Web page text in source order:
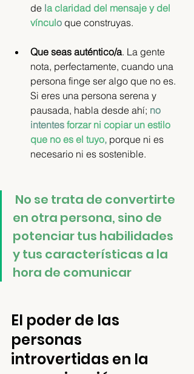
de la claridad del mensaje y del
vínculo que construyas.
Que seas auténtico/a. La gente
nota, perfectamente, cuando una
persona finge ser algo que no es.
Si eres una persona serena y
pausada, habla desde ahí; no
intentes forzar ni copiar un estilo
que no es el tuyo, porque ni es
necesario ni es sostenible.
No se trata de convertirte
en otra persona, sino de
potenciar tus habilidades
y tus características a la
hora de comunicar
El poder de las
personas
introvertidas en la